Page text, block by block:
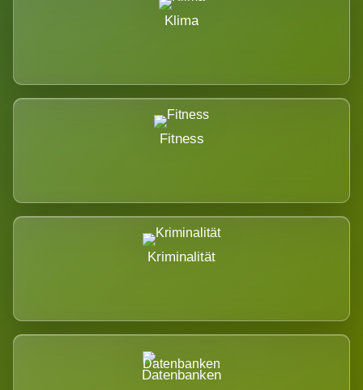
Klima
Fitness
Kriminalität
Datenbanken